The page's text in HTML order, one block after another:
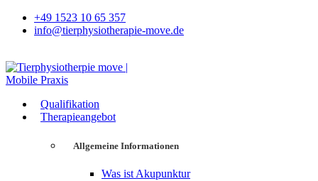
+49 1523 10 65 357
info@tierphysiotherapie-move.de
Qualifikation
Therapieangebot
Allgemeine Informationen
Was ist Akupunktur